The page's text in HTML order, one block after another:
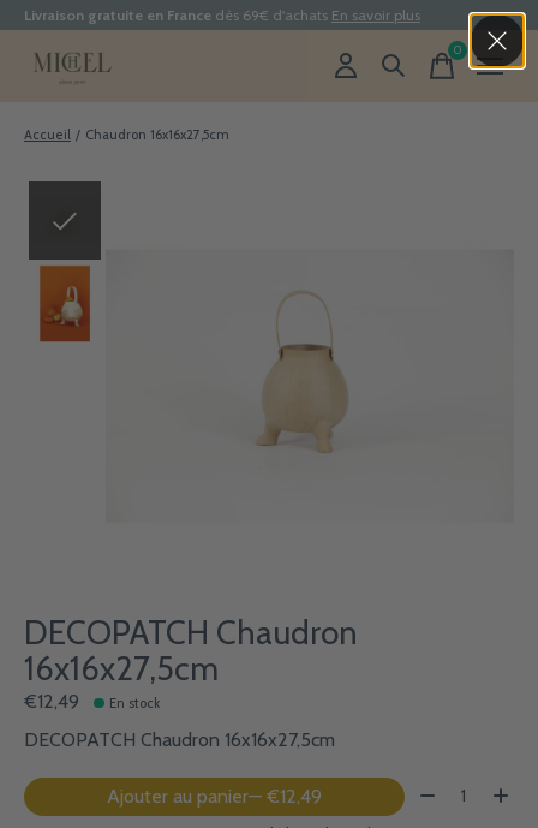
Livraison gratuite en France dès 69€ d'achats En savoir plus
0items
Accueil / Chaudron 16x16x27,5cm
DECOPATCH Chaudron
16x16x27,5cm
€12,49 En stock
DECOPATCH Chaudron 16x16x27,5cm
Ajouter au panier — €12,49 Quantité: